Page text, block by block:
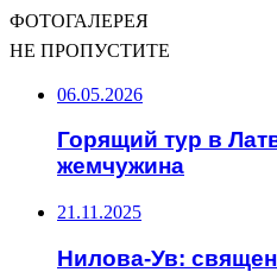
ФОТОГАЛЕРЕЯ
НЕ ПРОПУСТИТЕ
06.05.2026
Горящий тур в
жемчужина
21.11.2025
Нилова-Ув: